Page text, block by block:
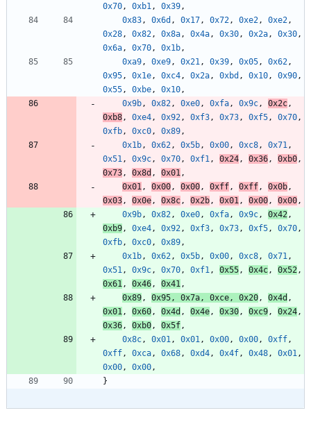
0x70 , 0xb1 , 0x39 ,
0x83 , 0x6d , 0x17 , 0x72 , 0xe2 , 0xe2 ,
0x28 , 0x82 , 0x8a , 0x4a , 0x30 , 0x2a , 0x30 ,
0x6a , 0x70 , 0x1b ,
0xa9 , 0xe9 , 0x21 , 0x39 , 0x05 , 0x62 ,
0x95 , 0x1e , 0xc4 , 0x2a , 0xbd , 0x10 , 0x90 ,
0x55 , 0xbe , 0x10 ,
0x9b , 0x82 , 0xe0 , 0xfa , 0x9c , 0x2c ,
0xb8 , 0xe4 , 0x92 , 0xf3 , 0x73 , 0xf5 , 0x70 ,
0xfb , 0xc0 , 0x89 ,
0x1b , 0x62 , 0x5b , 0x00 , 0xc8 , 0x71 ,
0x51 , 0x9c , 0x70 , 0xf1 , 0x24 , 0x36 , 0xb0 ,
0x73 , 0x8d , 0x01 ,
0x01 , 0x00 , 0x00 , 0xff , 0xff , 0x0b ,
0x03 , 0x0e , 0x8c , 0x2b , 0x01 , 0x00 , 0x00 ,
0x9b , 0x82 , 0xe0 , 0xfa , 0x9c , 0x42 ,
0xb9 , 0xe4 , 0x92 , 0xf3 , 0x73 , 0xf5 , 0x70 ,
0xfb , 0xc0 , 0x89 ,
0x1b , 0x62 , 0x5b , 0x00 , 0xc8 , 0x71 ,
0x51 , 0x9c , 0x70 , 0xf1 , 0x55 , 0x4c , 0x52 ,
0x61 , 0x46 , 0x41 ,
0x89 , 0x95 , 0x7a , 0xce , 0x20 , 0x4d ,
0x01 , 0x60 , 0x4d , 0x4e , 0x30 , 0xc9 , 0x24 ,
0x36 , 0xb0 , 0x5f ,
0x8c , 0x01 , 0x01 , 0x00 , 0x00 , 0xff ,
0xff , 0xca , 0x68 , 0xd4 , 0x4f , 0x48 , 0x01 ,
0x00 , 0x00 ,
}